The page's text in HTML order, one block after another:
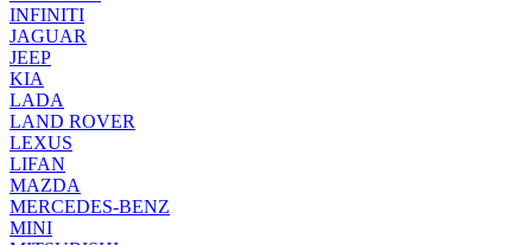
INFINITI
JAGUAR
JEEP
KIA
LADA
LAND ROVER
LEXUS
LIFAN
MAZDA
MERCEDES-BENZ
MINI